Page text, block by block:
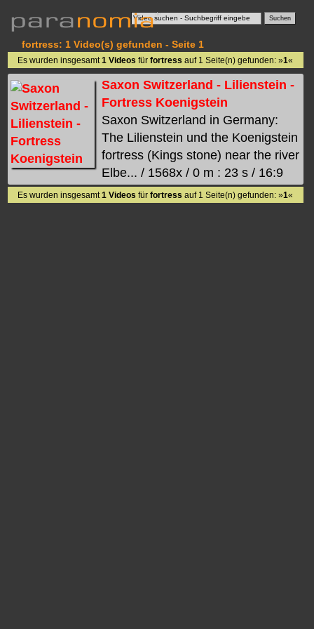
fortress: 1 Video(s) gefunden - Seite 1
Es wurden insgesamt1 Videos fürfortress auf 1 Seite(n) gefunden: »1«
Saxon Switzerland - Lilienstein -
Fortress Koenigstein
Saxon Switzerland in Germany:
The Lilienstein und the Koenigstein
fortress (Kings stone) near the river
Elbe... / 1568x / 0 m : 23 s / 16:9
Es wurden insgesamt1 Videos fürfortress auf 1 Seite(n) gefunden: »1«